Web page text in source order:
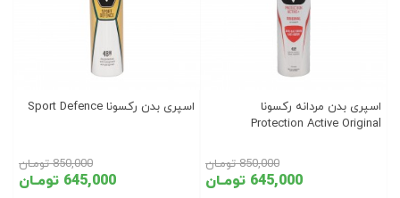
اسپری بدن مردانه رکسونا
Protection Active Original
645,000 تومـان
850,000 تومـان
اسپری بدن رکسونا Sport Defence
645,000 تومـان
850,000 تومـان